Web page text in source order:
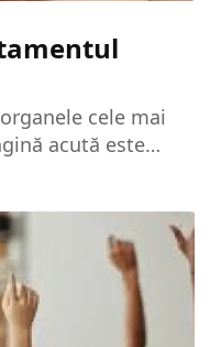
cele mai
acută este
la viața
Sistemul
treptat, astfel
12 ani, poate fi
Dezvoltarea